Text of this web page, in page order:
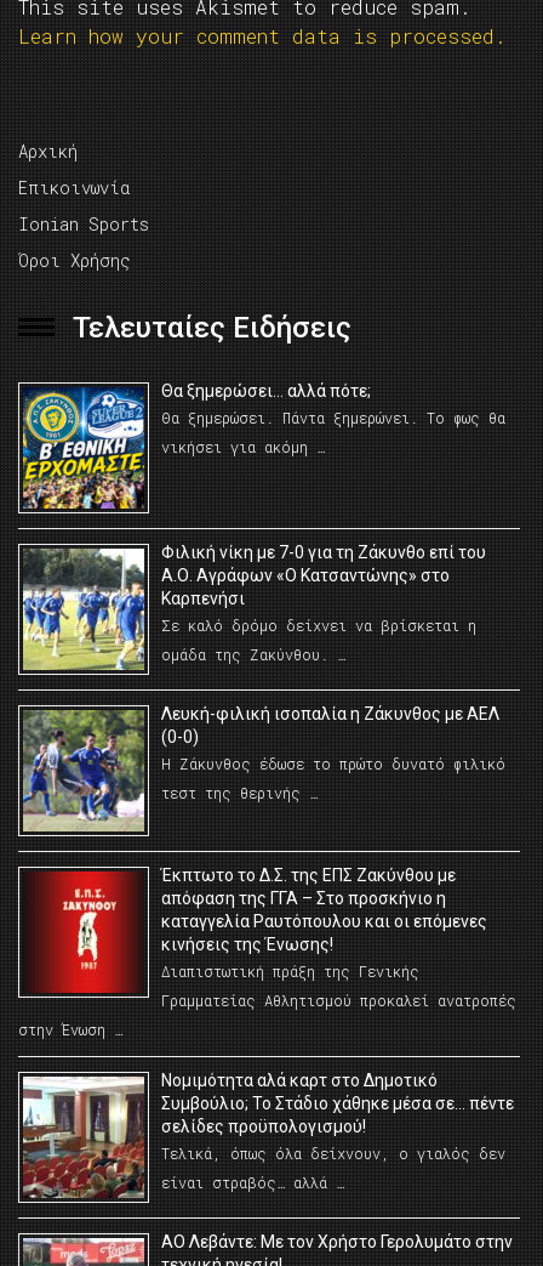
This site uses Akismet to reduce spam.
Learn how your comment data is processed.
Αρχική
Επικοινωνία
Ionian Sports
Όροι Χρήσης
Τελευταίες Ειδήσεις
Θα ξημερώσει… αλλά πότε;
Θα ξημερώσει. Πάντα ξημερώνει. Το φως θα
νικήσει για ακόμη …
Φιλική νίκη με 7-0 για τη Ζάκυνθο επί του
Α.Ο. Αγράφων «Ο Κατσαντώνης» στο
Καρπενήσι
Σε καλό δρόμο δείχνει να βρίσκεται η
ομάδα της Ζακύνθου. …
Λευκή-φιλική ισοπαλία η Ζάκυνθος με ΑΕΛ
(0-0)
Η Ζάκυνθος έδωσε το πρώτο δυνατό φιλικό
τεστ της θερινής …
Έκπτωτο το Δ.Σ. της ΕΠΣ Ζακύνθου με
απόφαση της ΓΓΑ – Στο προσκήνιο η
καταγγελία Ραυτόπουλου και οι επόμενες
κινήσεις της Ένωσης!
Διαπιστωτική πράξη της Γενικής
Γραμματείας Αθλητισμού προκαλεί ανατροπές
στην Ένωση …
Νομιμότητα αλά καρτ στο Δημοτικό
Συμβούλιο; Το Στάδιο χάθηκε μέσα σε… πέντε
σελίδες προϋπολογισμού!
Τελικά, όπως όλα δείχνουν, ο γιαλός δεν
είναι στραβός… αλλά …
ΑΟ Λεβάντε: Με τον Χρήστο Γερολυμάτο στην